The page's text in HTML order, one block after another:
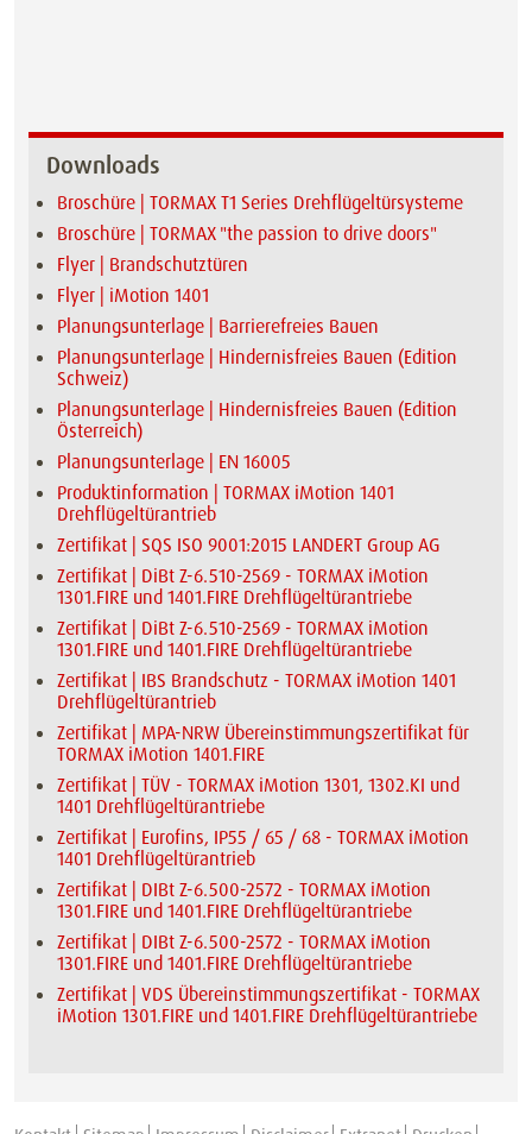
Downloads
Broschüre | TORMAX T1 Series Drehflügeltürsysteme
Broschüre | TORMAX "the passion to drive doors"
Flyer | Brandschutztüren
Flyer | iMotion 1401
Planungsunterlage | Barrierefreies Bauen
Planungsunterlage | Hindernisfreies Bauen (Edition
Schweiz)
Planungsunterlage | Hindernisfreies Bauen (Edition
Österreich)
Planungsunterlage | EN 16005
Produktinformation | TORMAX iMotion 1401
Drehflügeltürantrieb
Zertifikat | SQS ISO 9001:2015 LANDERT Group AG
Zertifikat | DiBt Z-6.510-2569 - TORMAX iMotion
1301.FIRE und 1401.FIRE Drehflügeltürantriebe
Zertifikat | DiBt Z-6.510-2569 - TORMAX iMotion
1301.FIRE und 1401.FIRE Drehflügeltürantriebe
Zertifikat | IBS Brandschutz - TORMAX iMotion 1401
Drehflügeltürantrieb
Zertifikat | MPA-NRW Übereinstimmungszertifikat für
TORMAX iMotion 1401.FIRE
Zertifikat | TÜV - TORMAX iMotion 1301, 1302.KI und
1401 Drehflügeltürantriebe
Zertifikat | Eurofins, IP55 / 65 / 68 - TORMAX iMotion
1401 Drehflügeltürantrieb
Zertifikat | DIBt Z-6.500-2572 - TORMAX iMotion
1301.FIRE und 1401.FIRE Drehflügeltürantriebe
Zertifikat | DIBt Z-6.500-2572 - TORMAX iMotion
1301.FIRE und 1401.FIRE Drehflügeltürantriebe
Zertifikat | VDS Übereinstimmungszertifikat - TORMAX
iMotion 1301.FIRE und 1401.FIRE Drehflügeltürantriebe